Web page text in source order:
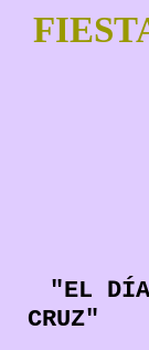
"EL
CRUZ"